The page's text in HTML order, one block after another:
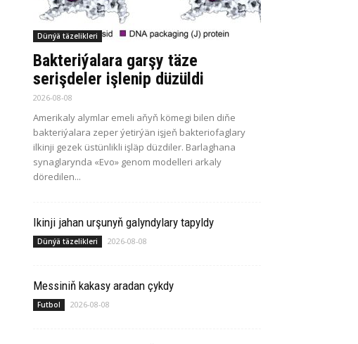
Dünýä täzelikleri
Bakteriýalara garşy täze
serişdeler işlenip düzüldi
2026-08-08
Amerikaly alymlar emeli aňyň kömegi bilen diňe
bakteriýalara zeper ýetirýän işjeň bakteriofaglary
ilkinji gezek üstünlikli işläp düzdiler. Barlaghana
synaglarynda «Evo» genom modelleri arkaly
döredilen...
Ikinji jahan urşunyň galyndylary tapyldy
Dünýä täzelikleri 2026-08-08
Messiniň kakasy aradan çykdy
Futbol 2026-08-08